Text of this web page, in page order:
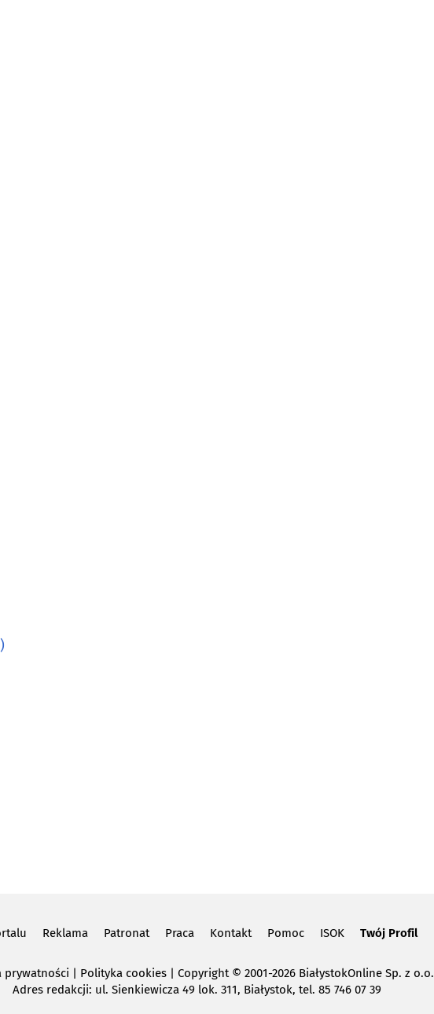
Reklama Patronat Praca Kontakt Pomoc ISOK Twój Profil
prywatności | Polityka cookies Copyright© 2001-2026 BiałystokOnline Sp. z o.o.
Adres redakcji: ul. Sienkiewicza 49 lok. 311, Białystok, tel. 85 746 07 39